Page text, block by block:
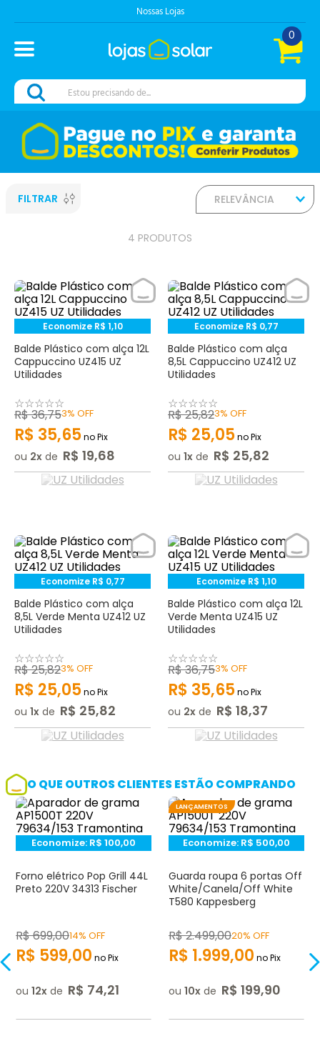
Nossas Lojas
0
Estou precisando de...
FILTRAR RELEVÂNCIA
4 PRODUTOS
Economize R$ 1,10
Balde Plástico com alça 12L
Cappuccino UZ415 UZ
Utilidades
☆☆☆☆☆
R$36,753% OFF
R$ 35,65no Pix
ou 2 de R$ 19,68
Economize R$ 0,77
Balde Plástico com alça
8,5L Cappuccino UZ412 UZ
Utilidades
☆☆☆☆☆
R$25,823% OFF
R$ 25,05no Pix
ou 1 de R$ 25,82
Economize R$ 0,77
Balde Plástico com alça
8,5L Verde Menta UZ412 UZ
Utilidades
☆☆☆☆☆
R$25,823% OFF
R$ 25,05no Pix
ou 1 de R$ 25,82
Economize R$ 1,10
Balde Plástico com alça 12L
Verde Menta UZ415 UZ
Utilidades
☆☆☆☆☆
R$36,753% OFF
R$ 35,65no Pix
ou 2 de R$ 18,37
O QUE OUTROS CLIENTES ESTÃO COMPRANDO
Economize: R$ 100,00
Forno elétrico Pop Grill 44L
Preto 220V 34313 Fischer
R$699,0014% OFF
R$ 599,00 no Pix
ou 12 de R$ 74,21
LANÇAMENTOS
Economize: R$ 500,00
Guarda roupa 6 portas Off
White/Canela/Off White
T580 Kappesberg
R$2.499,0020% OFF
R$ 1.999,00 no Pix
ou 10 de R$ 199,90